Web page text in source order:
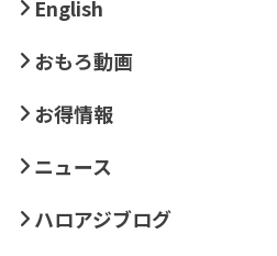
English
おもろ動画
お得情報
ニュース
ハロアジブログ